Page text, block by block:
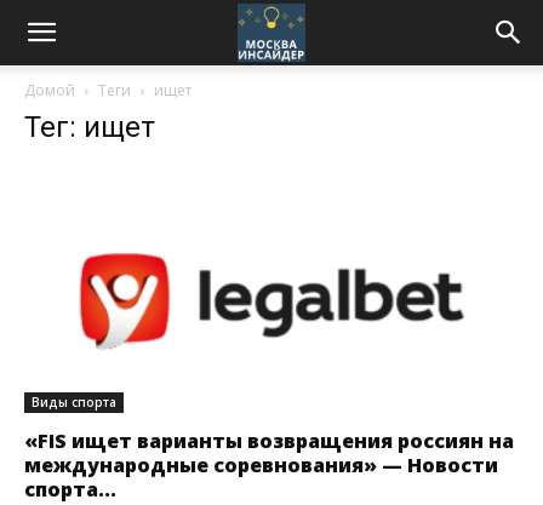
Домой Теги ищет
Тег: ищет
Виды спорта
«FIS ищет варианты возвращения россиян на
международные соревнования» — Новости
спорта...